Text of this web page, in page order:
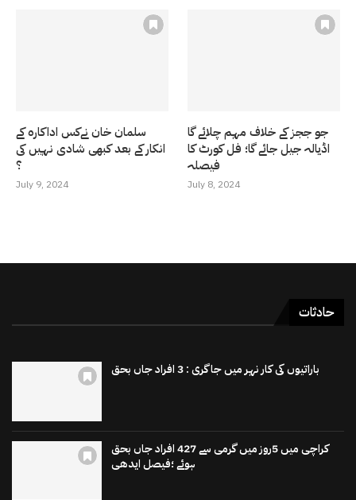
سلمان خان نےکس اداکارہ کے
انکار کے بعد کبھی شادی نہیں کی
؟
July 9, 2024
جو ججز کے خلاف مہم چلائے گا
اڈیالہ جیل جائے گا؛ فل کورٹ کا
فیصلہ
July 8, 2024
حادثات
باراتیوں کی کار نہر میں جاگری : 3 افراد جاں بحق
کراچی میں 5روز میں گرمی سے 427 افراد جاں بحق
ہوئے ؛فیصل ایدھی